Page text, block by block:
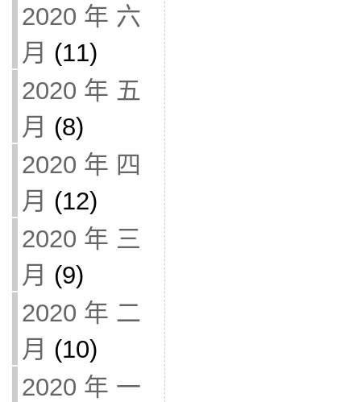
2020 年 六
月 (11)
2020 年 五
月 (8)
2020 年 四
月 (12)
2020 年 三
月 (9)
2020 年 二
月 (10)
2020 年 一